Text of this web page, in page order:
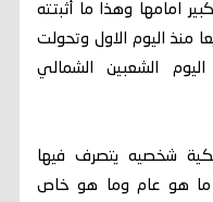
امامها وهذا ما أثبتته
منذ اليوم الاول وتحولت
الشعبين الشمالي
شخصيه يتصرف فيها
ما هو عام وما هو خاص